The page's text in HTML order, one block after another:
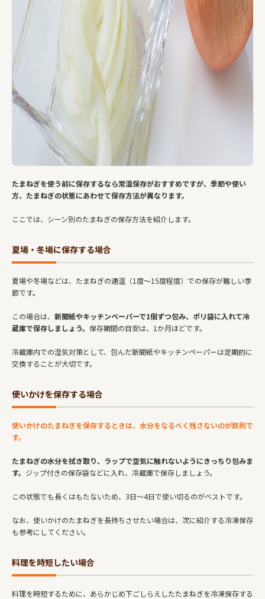
たまねぎを使う前に保存するなら常温保存がおすすめですが、季節や使い
方、たまねぎの状態にあわせて保存方法が異なります。
ここでは、シーン別のたまねぎの保存方法を紹介します。
夏場・冬場に保存する場合
夏場や冬場などは、たまねぎの適温（1度～15度程度）での保存が難しい季
節です。
この場合は、 新聞紙やキッチンペーパーで1個ずつ包み、ポリ袋に入れて冷
蔵庫で保存しましょう。 保存期間の目安は、1か月ほどです。
冷蔵庫内での湿気対策として、包んだ新聞紙やキッチンペーパーは定期的に
交換することが大切です。
使いかけを保存する場合
使いかけのたまねぎを保存するときは、水分をなるべく残さないのが鉄則で
す。
たまねぎの水分を拭き取り、ラップで空気に触れないようにきっちり包みま
す。 ジップ付きの保存袋などに入れ、冷蔵庫で保存しましょう。
この状態でも長くはもたないため、3日～4日で使い切るのがベストです。
なお、使いかけのたまねぎを長持ちさせたい場合は、次に紹介する冷凍保存
も参考にしてください。
料理を時短したい場合
料理を時短するために、あらかじめ下ごしらえしたたまねぎを冷凍保存する